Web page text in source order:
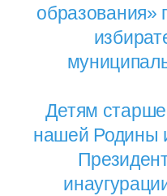
образования»
Детям
нашей Родины